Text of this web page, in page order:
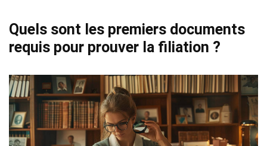
Quels sont les premiers documents
requis pour prouver la filiation ?